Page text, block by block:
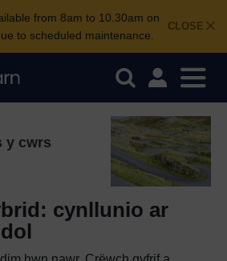
CLOSE
from 8am to 10.30am on
to scheduled maintenance.
y cwrs
cynllunio ar